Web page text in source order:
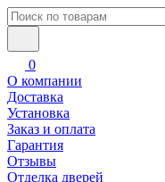
0
О компании
Доставка
Установка
Заказ и оплата
Гарантия
Отзывы
Отделка дверей